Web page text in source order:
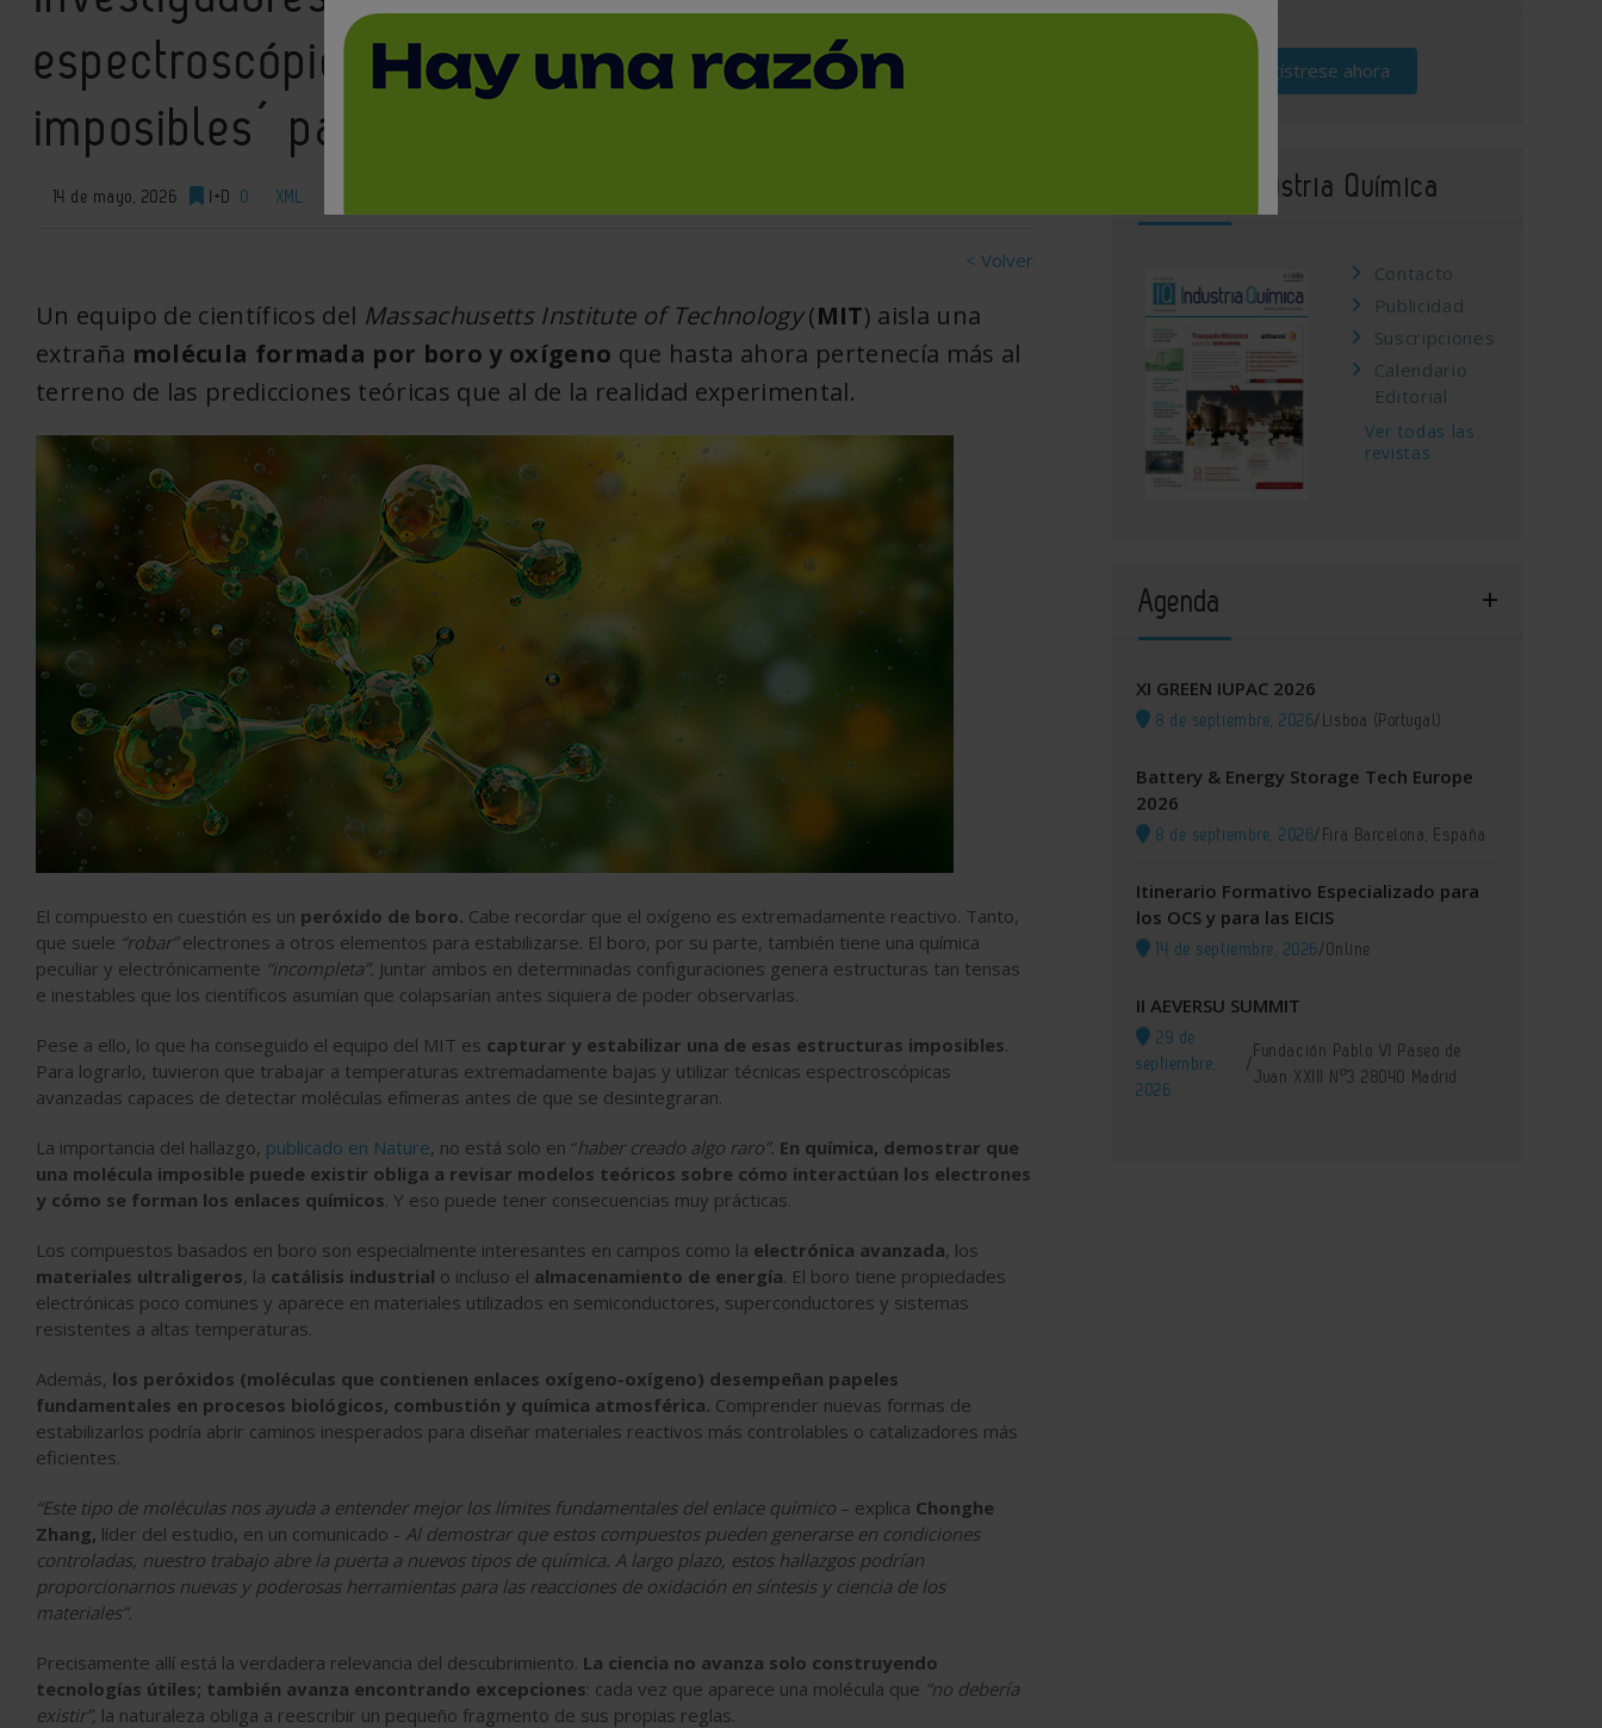
espectroscópicas para detectar ´moléculas
imposibles´ para la química
14 de mayo, 2026 I+D 0 XML
< Volver
Un equipo de científicos del Massachusetts Institute of Technology(MIT) aisla una
extraña molécula formada por boro y oxígeno que hasta ahora pertenecía más al
terreno de las predicciones teóricas que al de la realidad experimental.
El compuesto en cuestión es un peróxido de boro. Cabe recordar que el oxígeno es extremadamente reactivo. Tanto,
que suele “robar”electrones a otros elementos para estabilizarse. El boro, por su parte, también tiene una química
peculiar y electrónicamente “incompleta”. Juntar ambos en determinadas configuraciones genera estructuras tan tensas
e inestables que los científicos asumían que colapsarían antes siquiera de poder observarlas.
Pese a ello, lo que ha conseguido el equipo del MIT es capturar y estabilizar una de esas estructuras imposibles.
Para lograrlo, tuvieron que trabajar a temperaturas extremadamente bajas y utilizar técnicas espectroscópicas
avanzadas capaces de detectar moléculas efímeras antes de que se desintegraran.
La importancia del hallazgo, publicado en Nature, no está solo en “haber creado algo raro”. En química, demostrar que
una molécula imposible puede existir obliga a revisar modelos teóricos sobre cómo interactúan los electrones
y cómo se forman los enlaces químicos. Y eso puede tener consecuencias muy prácticas.
Los compuestos basados en boro son especialmente interesantes en campos como la electrónica avanzada, los
materiales ultraligeros, la catálisis industrial o incluso el almacenamiento de energía. El boro tiene propiedades
electrónicas poco comunes y aparece en materiales utilizados en semiconductores, superconductores y sistemas
resistentes a altas temperaturas.
Además, los peróxidos (moléculas que contienen enlaces oxígeno-oxígeno) desempeñan papeles
fundamentales en procesos biológicos, combustión y química atmosférica. Comprender nuevas formas de
estabilizarlos podría abrir caminos inesperados para diseñar materiales reactivos más controlables o catalizadores más
eficientes.
“Este tipo de moléculas nos ayuda a entender mejor los límites fundamentales del enlace químico – explica Chonghe
Zhang, líder del estudio, en un comunicado - Al demostrar que estos compuestos pueden generarse en condiciones
controladas, nuestro trabajo abre la puerta a nuevos tipos de química. A largo plazo, estos hallazgos podrían
proporcionarnos nuevas y poderosas herramientas para las reacciones de oxidación en síntesis y ciencia de los
materiales”.
Precisamente allí está la verdadera relevancia del descubrimiento. La ciencia no avanza solo construyendo
tecnologías útiles; también avanza encontrando excepciones: cada vez que aparece una molécula que “no debería
existir”, la naturaleza obliga a reescribir un pequeño fragmento de sus propias reglas.
Regístrese ahora
Revista Industria Química
Contacto
Publicidad
Suscripciones
Calendario
Editorial
Ver todas las
revistas
Agenda
XI GREEN IUPAC 2026
8 de septiembre, 2026/Lisboa (Portugal)
Battery & Energy Storage Tech Europe
2026
8 de septiembre, 2026/Fira Barcelona, España
Itinerario Formativo Especializado para
los OCS y para las EICIS
14 de septiembre, 2026/Online
II AEVERSU SUMMIT
29 de
septiembre,
2026
/
Fundación Pablo VI Paseo de
Juan XXIII Nº3 28040 Madrid